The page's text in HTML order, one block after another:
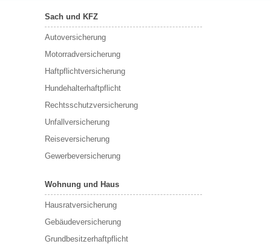
Sach und KFZ
Autoversicherung
Motorradversicherung
Haftpflichtversicherung
Hundehalterhaftpflicht
Rechtsschutzversicherung
Unfallversicherung
Reiseversicherung
Gewerbeversicherung
Wohnung und Haus
Hausratversicherung
Gebäudeversicherung
Grundbesitzerhaftpflicht